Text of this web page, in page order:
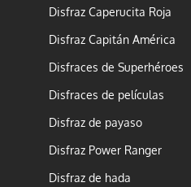
Disfraz Caperucita Roja
Disfraz Capitán América
Disfraces de Superhéroes
Disfraces de películas
Disfraz de payaso
Disfraz Power Ranger
Disfraz de hada